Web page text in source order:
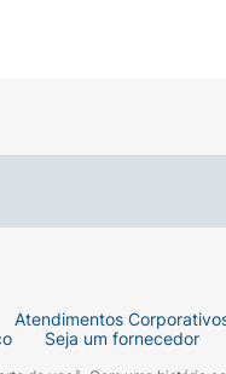
Atendimentos
Seja um fornecedor